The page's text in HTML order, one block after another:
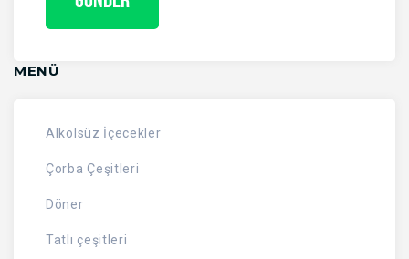
MENÜ
Alkolsüz İçecekler
Çorba Çeşitleri
Döner
Tatlı çeşitleri